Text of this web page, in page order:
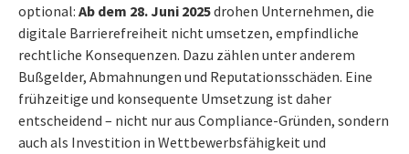
optional: Ab dem 28. Juni 2025drohen Unternehmen, die
digitale Barrierefreiheit nicht umsetzen, empfindliche
rechtliche Konsequenzen. Dazu zählen unter anderem
Bußgelder, Abmahnungen und Reputationsschäden. Eine
frühzeitige und konsequente Umsetzung ist daher
entscheidend – nicht nur aus Compliance-Gründen, sondern
auch als Investition in Wettbewerbsfähigkeit und